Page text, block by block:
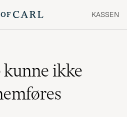
KASSEN
ikke